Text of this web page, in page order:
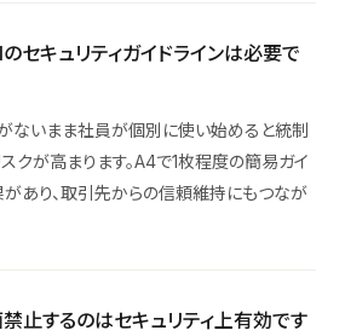
セキュリティガイドラインは必要で
ないまま社員が個別に使い始めると統制
クが高まります。A4で1枚程度の簡易ガイ
があり、取引先からの信頼維持にもつなが
止するのはセキュリティ上有効です